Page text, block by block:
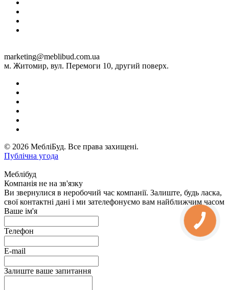
marketing@meblibud.com.ua
м. Житомир, вул. Перемоги 10, другий поверх.
© 2026 МебліБуд. Все права захищені.
Публічна угода
Меблібуд
Компанія не на зв'язку
Ви звернулися в неробочий час компанії. Залиште, будь ласка,
свої контактні дані і ми зателефонуємо вам найближчим часом
Ваше ім'я
Телефон
E-mail
Залиште ваше запитання